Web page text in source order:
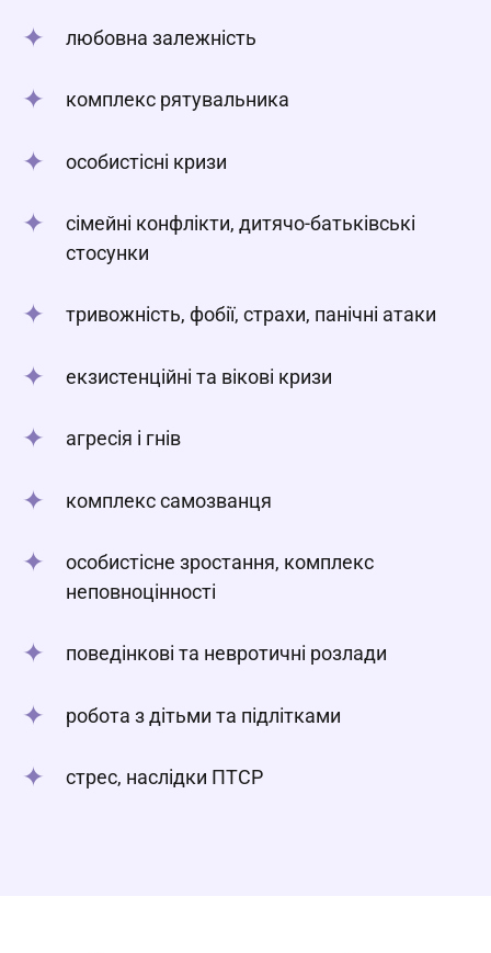
любовна залежність
комплекс рятувальника
особистісні кризи
сімейні конфлікти, дитячо-батьківські
стосунки
тривожність, фобії, страхи, панічні атаки
екзистенційні та вікові кризи
агресія і гнів
комплекс самозванця
особистісне зростання, комплекс
неповноцінності
поведінкові та невротичні розлади
робота з дітьми та підлітками
стрес, наслідки ПТСР